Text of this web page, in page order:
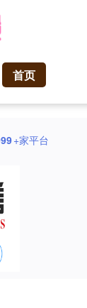
首页
+家平台